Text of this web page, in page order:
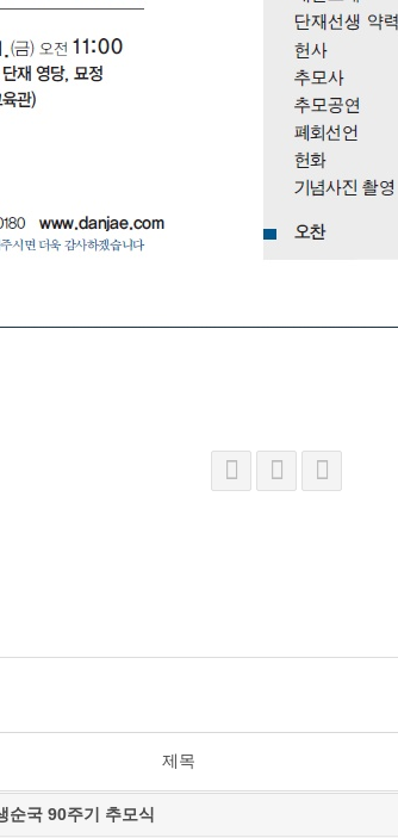
제목
순국 90주기 추모식